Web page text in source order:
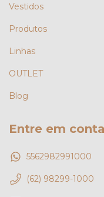
Vestidos
Produtos
Linhas
OUTLET
Blog
Entre em
5562982991000
(62) 98299-1000